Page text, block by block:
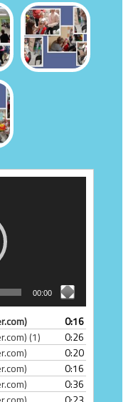
00:00
0:16
(1)
0:26
0:20
0:16
0:36